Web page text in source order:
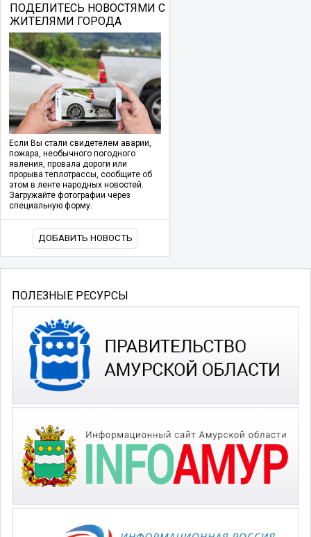
ПОДЕЛИТЕСЬ НОВОСТЯМИ С
ЖИТЕЛЯМИ ГОРОДА
Если Вы стали свидетелем аварии,
пожара, необычного погодного
явления, провала дороги или
прорыва теплотрассы, сообщите об
этом в ленте народных новостей.
Загружайте фотографии через
специальную форму.
ДОБАВИТЬ НОВОСТЬ
ПОЛЕЗНЫЕ РЕСУРСЫ